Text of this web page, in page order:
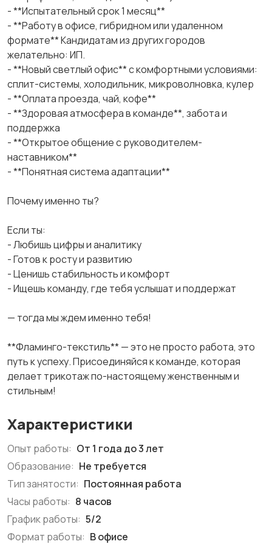
- **Испытательный срок 1 месяц**
- **Работу в офисе, гибридном или удаленном
формате** Кандидатам из других городов
желательно: ИП.
- **Новый светлый офис** с комфортными условиями:
сплит-системы, холодильник, микроволновка, кулер
- **Оплата проезда, чай, кофе**
- **Здоровая атмосфера в команде**, забота и
поддержка
- **Открытое общение с руководителем-
наставником**
- **Понятная система адаптации**
Почему именно ты?
Если ты:
- Любишь цифры и аналитику
- Готов к росту и развитию
- Ценишь стабильность и комфорт
- Ищешь команду, где тебя услышат и поддержат
— тогда мы ждем именно тебя!
**Фламинго-текстиль** — это не просто работа, это
путь к успеху. Присоединяйся к команде, которая
делает трикотаж по-настоящему женственным и
стильным!
Характеристики
Опыт работы: От 1 года до 3 лет
Образование: Не требуется
Тип занятости: Постоянная работа
Часы работы: 8 часов
График работы: 5/2
Формат работы: В офисе